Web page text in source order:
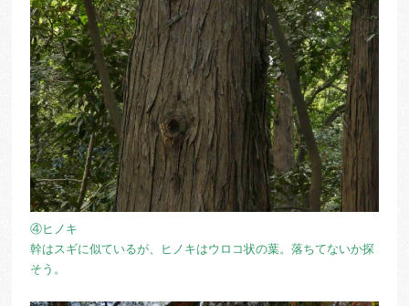
④ヒノキ
幹はスギに似ているが、ヒノキはウロコ状の葉。落ちてないか探
そう。